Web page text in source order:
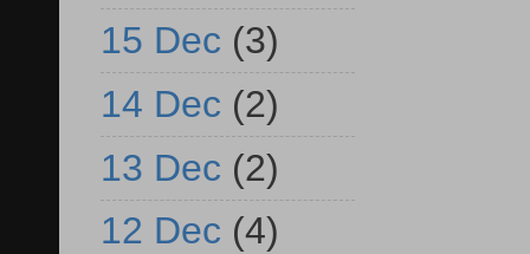
15 Dec (3)
14 Dec (2)
13 Dec (2)
12 Dec (4)